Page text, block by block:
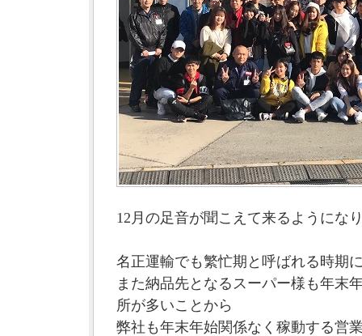
12月の足音が聞こえて来るようにな
名正運輸でも繁忙期と呼ばれる時期
また納品先となるスーパー様も年末
所が多いことから
弊社も年末年始関係なく稼動する営